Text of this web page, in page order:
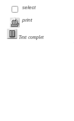
select
print
Text complet